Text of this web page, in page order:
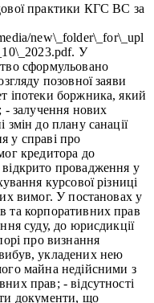
практики КГС ВС за
new\_folder\_for\_upl
У
сформульовано
позовної заяви
іпотеки боржника, який
- залучення нових
до плану санації
у справі про
кредитора до
провадження у
курсової різниці
вимог. У постановах у
та корпоративних прав
суду, до юрисдикції
про визнання
укладених нею
майна недійсними з
прав; - відсутності
документи, що